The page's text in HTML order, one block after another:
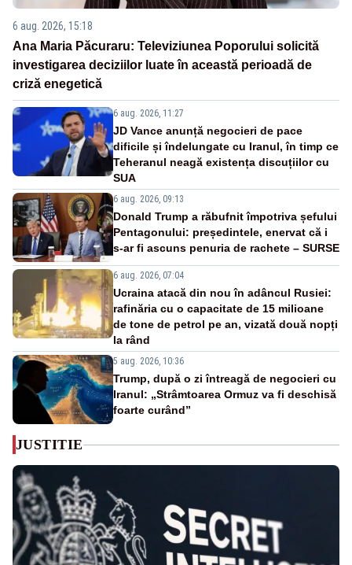
6 aug. 2026, 15:18
Ana Maria Păcuraru: Televiziunea Poporului solicită
investigarea deciziilor luate în această perioadă de
criză enegetică
6 aug. 2026, 11:27
JD Vance anunță negocieri de pace
dificile și îndelungate cu Iranul, în timp ce
Teheranul neagă existența discuțiilor cu
SUA
6 aug. 2026, 09:13
Donald Trump a răbufnit împotriva șefului
Pentagonului: președintele, enervat că i
s-ar fi ascuns penuria de rachete – SURSE
6 aug. 2026, 07:04
Ucraina atacă din nou în adâncul Rusiei:
rafinăria cu o capacitate de 15 milioane
de tone de petrol pe an, vizată două nopți
la rând
5 aug. 2026, 10:36
Trump, după o zi întreagă de negocieri cu
Iranul: „Strâmtoarea Ormuz va fi deschisă
foarte curând”
JUSTITIE